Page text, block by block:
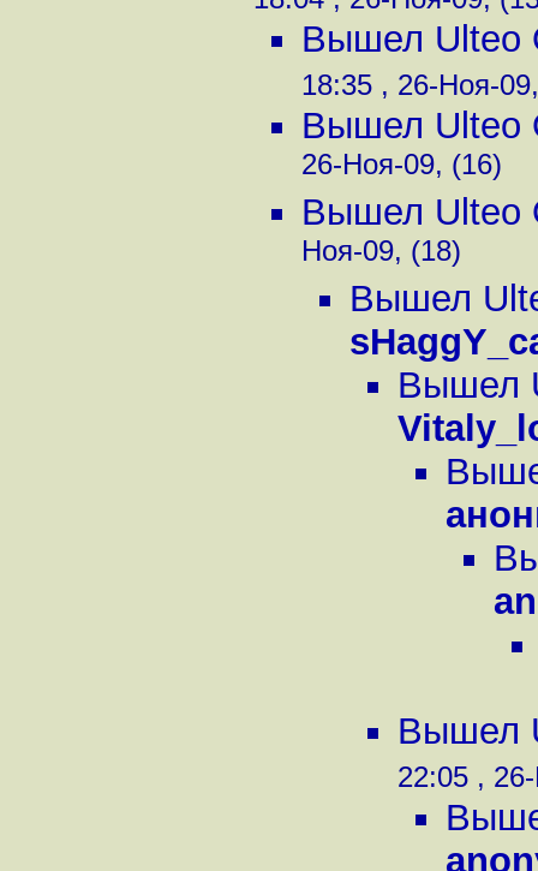
Вышел Ulteo
18:35 , 26-Ноя-
Вышел Ulteo
26-Ноя-09, (16)
Вышел Ulteo
Ноя-09, (18)
Вышел
Вышел
Вышел
22:05 ,